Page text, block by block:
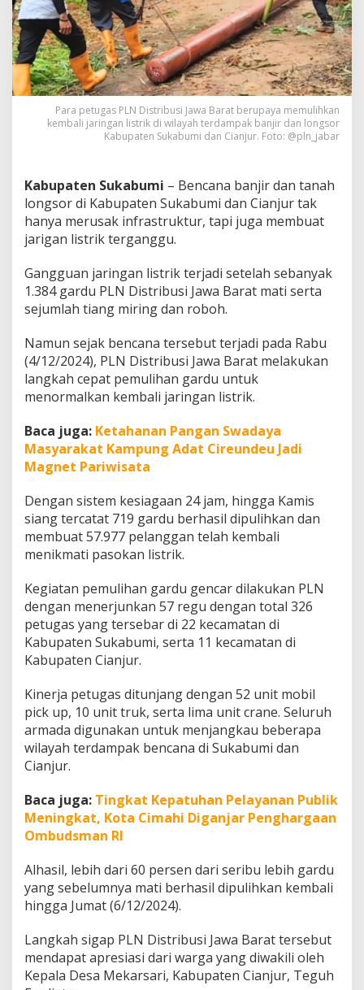
a
r
a
t
P
u
l
i
h
k
6
P
e
r
e
n
J
a
i
n
g
a
n
i
s
r
k
W
i
a
a
h
B
n
n
a
Para petugas PLN Distribusi Jawa Barat berupaya memulihkan
kembali jaringan listrik di wilayah terdampak banjir dan longsor
Kabupaten Sukabumi dan Cianjur. Foto: @pln_jabar
Kabupaten Sukabumi – Bencana banjir dan tanah
longsor di Kabupaten Sukabumi dan Cianjur tak
hanya merusak infrastruktur, tapi juga membuat
jarigan listrik terganggu.
Gangguan jaringan listrik terjadi setelah sebanyak
1.384 gardu PLN Distribusi Jawa Barat mati serta
sejumlah tiang miring dan roboh.
Namun sejak bencana tersebut terjadi pada Rabu
(4/12/2024), PLN Distribusi Jawa Barat melakukan
langkah cepat pemulihan gardu untuk
menormalkan kembali jaringan listrik.
Baca juga: Ketahanan Pangan Swadaya
Masyarakat Kampung Adat Cireundeu Jadi
Magnet Pariwisata
Dengan sistem kesiagaan 24 jam, hingga Kamis
siang tercatat 719 gardu berhasil dipulihkan dan
membuat 57.977 pelanggan telah kembali
menikmati pasokan listrik.
Kegiatan pemulihan gardu gencar dilakukan PLN
dengan menerjunkan 57 regu dengan total 326
petugas yang tersebar di 22 kecamatan di
Kabupaten Sukabumi, serta 11 kecamatan di
Kabupaten Cianjur.
Kinerja petugas ditunjang dengan 52 unit mobil
pick up, 10 unit truk, serta lima unit crane. Seluruh
armada digunakan untuk menjangkau beberapa
wilayah terdampak bencana di Sukabumi dan
Cianjur.
Baca juga: Tingkat Kepatuhan Pelayanan Publik
Meningkat, Kota Cimahi Diganjar Penghargaan
Ombudsman RI
Alhasil, lebih dari 60 persen dari seribu lebih gardu
yang sebelumnya mati berhasil dipulihkan kembali
hingga Jumat (6/12/2024).
Langkah sigap PLN Distribusi Jawa Barat tersebut
mendapat apresiasi dari warga yang diwakili oleh
Kepala Desa Mekarsari, Kabupaten Cianjur, Teguh